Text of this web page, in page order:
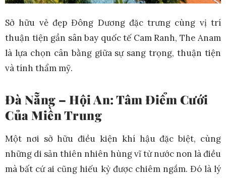
Sở hữu vẻ đẹp Đông Dương đặc trưng cùng vị trí
thuận tiện gần sân bay quốc tế Cam Ranh, The Anam
là lựa chọn cân bằng giữa sự sang trọng, thuận tiện
và tính thẩm mỹ.
Đà Nẵng – Hội An: Tâm Điểm Cưới
Của Miền Trung
Một nơi sở hữu điều kiện khí hậu đặc biệt, cùng
những di sản thiên nhiên hùng vĩ từ nước non là điều
mà bất cứ ai cũng hiếu kỳ được chiêm ngắm. Đó là lý